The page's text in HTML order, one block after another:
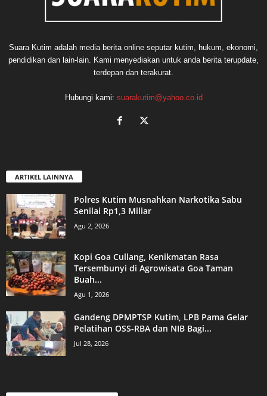
Suara Kutim adalah media berita online seputar kutim, hukum, ekonomi,
pendidikan dan lain-lain. Kami menyediakan untuk anda berita terupdate,
terdepan dan terakurat.
Hubungi kami: suarakutim@yahoo.co.id
ARTIKEL LAINNYA
Polres Kutim Musnahkan Narkotika Sabu
Senilai Rp1,3 Miliar
Agu 2, 2026
Kopi Goa Cullang, Kenikmatan Rasa
Tersembunyi di Agrowisata Goa Taman
Buah...
Agu 1, 2026
Gandeng DPMPTSP Kutim, LPB Pama Gelar
Pelatihan OSS-RBA dan NIB Bagi...
Jul 28, 2026